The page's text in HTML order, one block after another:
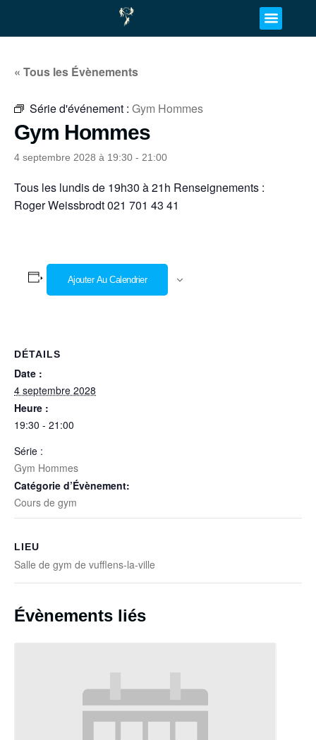
« Tous les Évènements
Série d'événement : Gym Hommes
Gym Hommes
4 septembre 2028 à 19:30 - 21:00
Tous les lundis de 19h30 à 21h Renseignements :
Roger Weissbrodt 021 701 43 41
Ajouter Au Calendrier
DÉTAILS
Date :
4 septembre 2028
Heure :
19:30 - 21:00
Série :
Gym Hommes
Catégorie d’Évènement:
Cours de gym
LIEU
Salle de gym de vufflens-la-ville
Évènements liés